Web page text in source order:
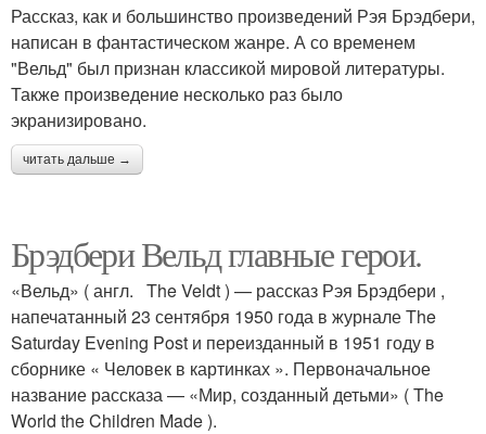
Рассказ, как и большинство произведений Рэя Брэдбери,
написан в фантастическом жанре. А со временем
"Вельд" был признан классикой мировой литературы.
Также произведение несколько раз было
экранизировано.
читать дальше →
Брэдбери Вельд главные герои.
«Вельд» ( англ. The Veldt ) — рассказ Рэя Брэдбери ,
напечатанный 23 сентября 1950 года в журнале The
Saturday Evening Post и переизданный в 1951 году в
сборнике « Человек в картинках ». Первоначальное
название рассказа — «Мир, созданный детьми» ( The
World the Children Made ).